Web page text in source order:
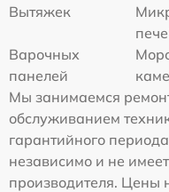
Вытяжек
Варочных
панелей
Мы занимаемся
обслуживанием
гарантийного
независимо и не
производителя. Цены